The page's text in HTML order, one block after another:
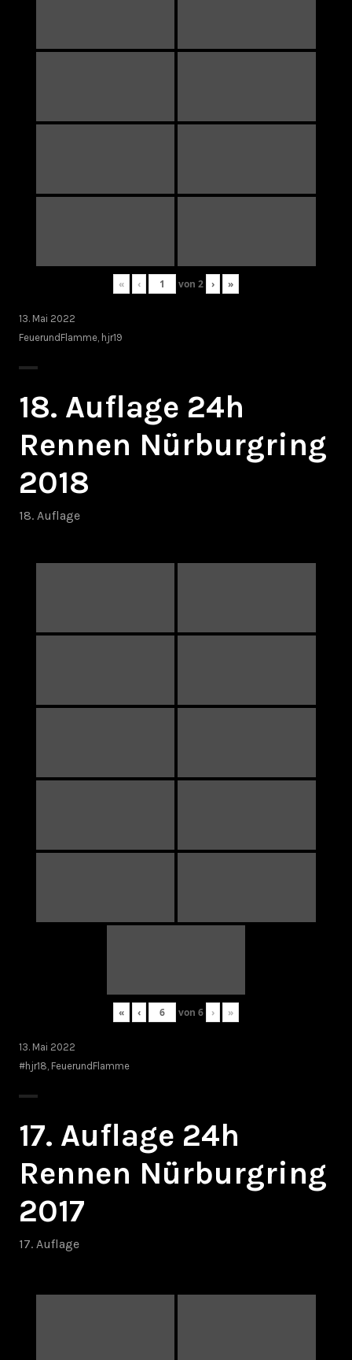
« ‹ von 2 › »
13. Mai 2022
FeuerundFlamme hjr19
18. Auflage 24h
Rennen Nürburgring
2018
18. Auflage
« ‹ von 6 › »
13. Mai 2022
#hjr18 FeuerundFlamme
17. Auflage 24h
Rennen Nürburgring
2017
17. Auflage